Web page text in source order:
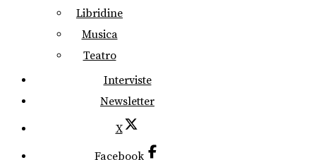
Libridine
Musica
Teatro
Interviste
Newsletter
X
Facebook